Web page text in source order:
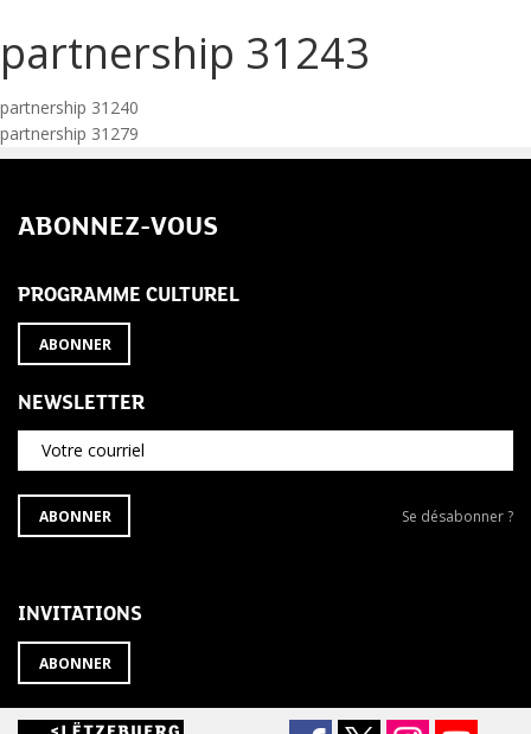
partnership 31243
Navigation
de
l’article
partnership 31240
partnership 31279
ABONNEZ-VOUS
PROGRAMME CULTUREL
ABONNER
NEWSLETTER
Votre courriel
S'ABONNER
À
ABONNER
Se
Se désabonner ?
INVITATIONS
ABONNER